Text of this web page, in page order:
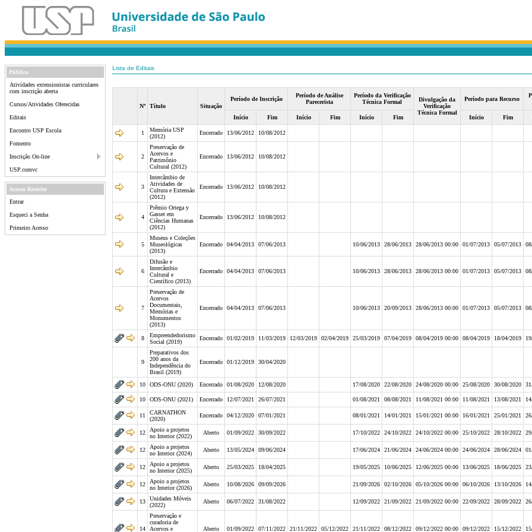
Público
Atividades extensionistas curriculares
com inscrição aberta
Cursos/Atividades Oferecidas
Editais
Encontro USP Escola
Fomento
Inscrição On-line
USP.comvc
Acesso Restrito
Entrar
Esqueci a Senha
Primeiro Acesso
Lista de Editais
Nº Título Situação
Período de Inscrição
Período de Análise
Parecerista
Período da Verificação
Técnica Formal
Divulgação da
Verificação
Técnica Formal
Período para Recurso
Início Fim Início Fim Início Fim Início Fim
1
Memória USP
(2012)
Encerrado 13/06/2012 10/08/2012
2
Preservação de
Acervos e
Patrimônio
Cultural (2012)
Encerrado 13/06/2012 10/08/2012
3
Intercâmbio de
Atividades de
Cultura e Extensão
(2012)
Encerrado 13/06/2012 10/08/2012
4
Prêmio Ortega y
Gasset em
Ciências Humanas
(2012)
Encerrado 13/06/2012 10/08/2012
5
Museus e Coleções
Museológicas
(2013)
Encerrado 04/04/2013 07/06/2013 10/06/2013 28/06/2013 28/06/2013 00:00 01/07/2013 05/07/2013
6
Difusão e
Intercâmbio
Cultural e
Científico (2013)
Encerrado 04/04/2013 07/06/2013 10/06/2013 28/06/2013 28/06/2013 00:00 01/07/2013 05/07/2013
7
Preservação de
Acervos
Documentais,
Memórias e
Monumentos
(2013)
Encerrado 04/04/2013 07/06/2013 10/06/2013 20/09/2013 28/06/2013 00:00 01/07/2013 05/07/2013
8
Empreendedorismo
Social (2019)
Encerrado 01/02/2019 11/03/2019 12/03/2019 02/04/2019 25/03/2019 07/04/2019 08/04/2019 00:00 08/04/2019 18/04/2019
9
Preparativos dos
200 anos da
Independência do
Brasil (2019)
Encerrado 01/12/2019 30/04/2020
10 ODS-ONU (2020) Encerrado 01/08/2020 12/08/2020 17/08/2020 22/08/2020 24/08/2020 00:00 25/08/2020 30/08/2020
10 ODS-ONU (2021) Encerrado 12/07/2021 26/07/2021 01/08/2021 08/08/2021 11/08/2021 00:00 11/08/2021 13/08/2021
11
CARNATHON
(2020)
Encerrado 04/12/2020 07/01/2021 08/01/2021 14/01/2021 15/01/2021 00:00 16/01/2021 25/01/2021
12
Apoio a projetos
no Interior (2022)
Aberto 01/09/2022 30/09/2022 17/10/2022 24/10/2022 24/10/2022 00:00 25/10/2022 28/10/2022
12
Apoio a projetos
no Interior (2024)
Aberto 13/05/2024 09/06/2024 17/06/2024 21/06/2024 24/06/2024 00:00 24/06/2024 28/06/2024
12
Apoio a projetos
no Interior (2025)
Aberto 25/03/2025 18/04/2025 19/05/2025 10/06/2025 12/06/2025 00:00 13/06/2025 18/06/2025
12
Apoio a projetos
no Interior (2026)
Aberto 10/08/2026 09/09/2026 21/09/2026 02/10/2026 05/10/2026 00:00 06/10/2026 13/10/2026
13
Unidades Móveis
(2022)
Aberto 06/07/2022 31/08/2022 12/09/2022 21/09/2022 21/09/2022 00:00 22/09/2022 28/09/2022
14
Preservação e
curadoria de
Acervos e
Aberto 01/09/2022 07/11/2022 21/11/2022 05/12/2022 21/11/2022 08/12/2022 09/12/2022 00:00 09/12/2022 15/12/2022